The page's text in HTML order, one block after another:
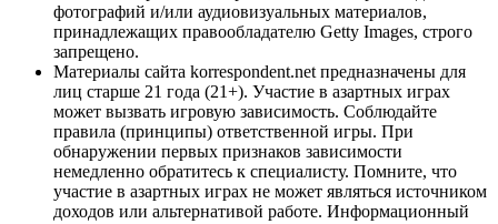
фотографий и/или аудиовизуальных материалов,
принадлежащих правообладателю Getty Images, строго
запрещено.
Материалы сайта korrespondent.net предназначены для
лиц старше 21 года (21+). Участие в азартных играх
может вызвать игровую зависимость. Соблюдайте
правила (принципы) ответственной игры. При
обнаружении первых признаков зависимости
немедленно обратитесь к специалисту. Помните, что
участие в азартных играх не может являться источником
доходов или альтернативой работе. Информационный